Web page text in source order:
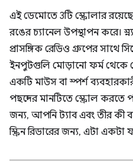
এই ডেমোতে 3টি স্ক্রোলার
রঙের চ্যানেল উপস্থাপন করে।
প্রাসঙ্গিক রেডিও গ্রুপের সাথে
ইনপুটগুলি মোড়ানো ফর্ম থেকে
একটি মাউস বা স্পর্শ
পছন্দের মানটিতে স্ক্রোল করতে
জন্য, আপনি ট্যাব এবং তীর কী
স্ক্রিন রিডারের জন্য, এটা একটা